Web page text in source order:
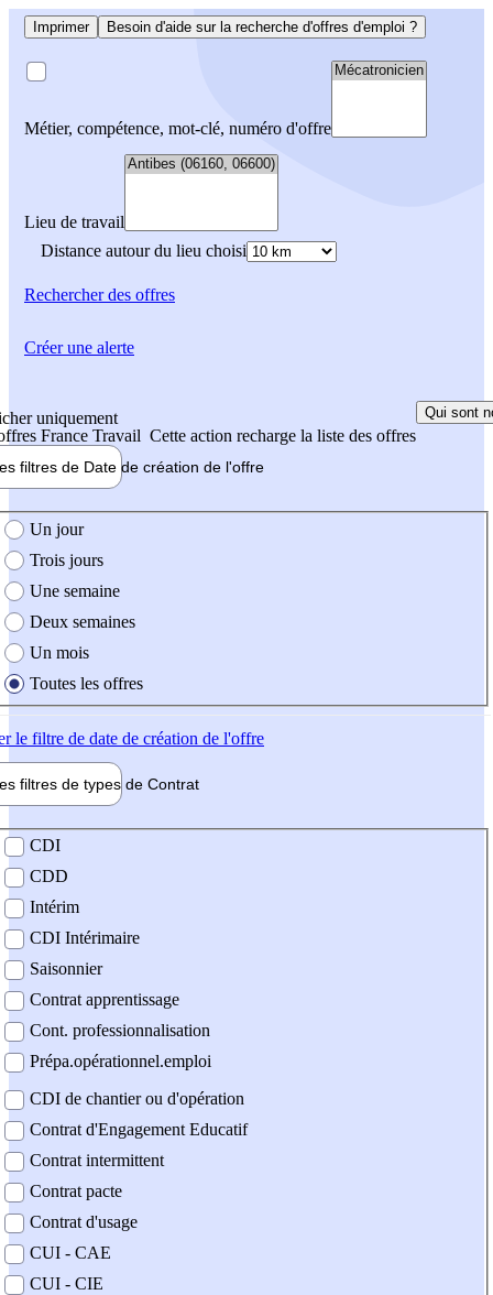
Imprimer Besoin d'aide sur la recherche d'offres d'emploi ?
Métier, compétence, mot-clé, numéro d'offre
Lieu de travail
Distance autour du lieu choisi
Rechercherdes offres
uniquement
France Travail Cette action recharge la liste des offres
Qui sont
filtres de Date de création de l'offre
création de l'offre
Un jour
Trois jours
Une semaine
Deux semaines
Un mois
Toutes les offres
le filtre de date de création de l'offre
filtres de types de Contrat
contrat
CDI
CDD
Intérim
CDI Intérimaire
Saisonnier
Contrat apprentissage
Cont. professionnalisation
Prépa.opérationnel.emploi
CDI de chantier ou d'opération
Contrat d'Engagement Educatif
Contrat intermittent
Contrat pacte
Contrat d'usage
CUI - CAE
CUI - CIE
Créer une alerte